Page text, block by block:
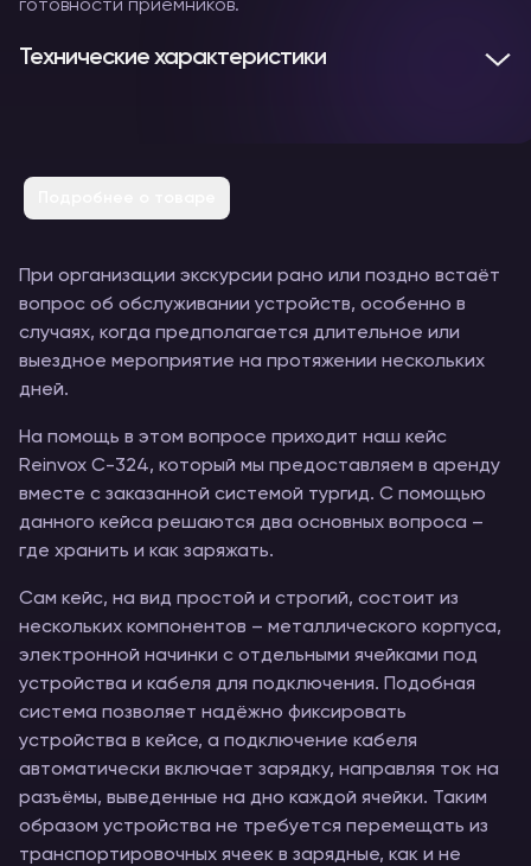
готовности приемников.
Технические характеристики
При организации экскурсии рано или поздно встаёт
вопрос об обслуживании устройств, особенно в
случаях, когда предполагается длительное или
выездное мероприятие на протяжении нескольких
дней.
На помощь в этом вопросе приходит наш кейс
Reinvox C-324, который мы предоставляем в аренду
вместе с заказанной системой тургид. С помощью
данного кейса решаются два основных вопроса –
где хранить и как заряжать.
Сам кейс, на вид простой и строгий, состоит из
нескольких компонентов – металлического корпуса,
электронной начинки с отдельными ячейками под
устройства и кабеля для подключения. Подобная
система позволяет надёжно фиксировать
устройства в кейсе, а подключение кабеля
автоматически включает зарядку, направляя ток на
разъёмы, выведенные на дно каждой ячейки. Таким
образом устройства не требуется перемещать из
транспортировочных ячеек в зарядные, как и не